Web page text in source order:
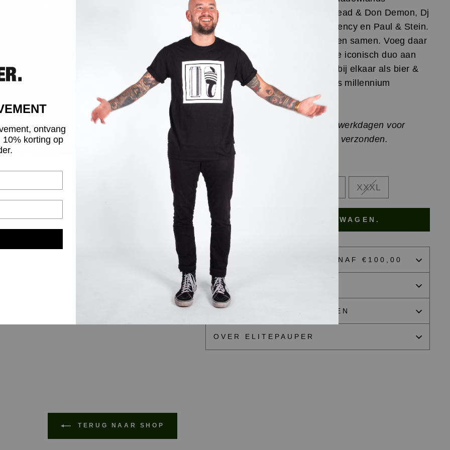
Terrorists, Evil Activities, Stickhead & Don Demon, Dj
Rob & MC Joe, The Outside Agency en Paul & Stein.
Veel legendes in de scene komen samen. Voeg daar
sinds vandaag maar een nieuwe iconisch duo aan
toe. Onze Paul & Stein passen bij elkaar als bier &
slipper. Als Gabber & Hazes. Als millennium
hardcore & industrial ragwerk.
Vanaf heden worden orders op werkdagen voor
15:00 besteld nog dezelfde dag verzonden.
XXXL
IN MIJN WINKELWAGEN.
GRATIS VERZENDING VANAF €100,00
SIZE GUIDES & FIT
VERZENDING & RETOUREN
OVER ELITEPAUPER
TERUG NAAR SHOP
ontvang
korting op